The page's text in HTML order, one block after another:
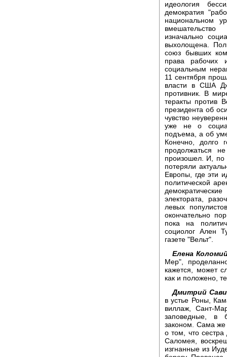
идеология
демократия
национальном
изначально
выхолощена.
союз бывших
права рабочих
социальным
11 сентября
власти в США
противник. В
теракты против
президента об
чувство
уже не о
подъема, а об
Конечно, долго
продолжаться
произошел. И, по
потеряли
Европы, где эти
политической
электората,
левых
окончательно
пока на
социолог Ален
газете "Вельт".
Елена
Мер",
кажется, может
как и положено,
Дмитрий
в устье Роны,
виллаж, Сант-
заповедные, в
законом. Сама же
о том, что
Саломея,
изгнанные из